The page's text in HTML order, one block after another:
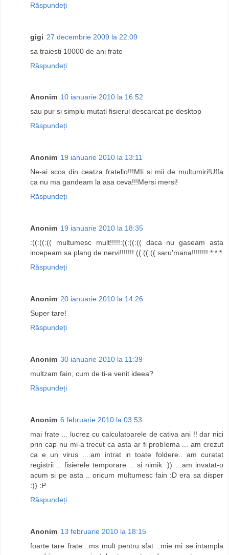
Răspundeți
gigi 27 decembrie 2009 la 22:09
sa traiesti 10000 de ani frate
Răspundeți
Anonim 10 ianuarie 2010 la 16:52
sau pur si simplu mutati fisierul descarcat pe desktop
Răspundeți
Anonim 19 ianuarie 2010 la 13:11
Ne-ai scos din ceatza fratello!!!MIi si mii de multumiri!Uffa
ca nu ma gandeam la asa ceva!!!Mersi mersi!
Răspundeți
Anonim 19 ianuarie 2010 la 18:35
:((:((:(( multumesc mult!!!!!:((:((:(( daca nu gaseam asta
incepeam sa plang de nervi!!!!!!!:((:((:(( saru'mana!!!!!!!!:*:*:*
Răspundeți
Anonim 20 ianuarie 2010 la 14:26
Super tare!
Răspundeți
Anonim 30 ianuarie 2010 la 11:39
multzam fain, cum de ti-a venit ideea?
Răspundeți
Anonim 6 februarie 2010 la 03:53
mai frate ... lucrez cu calculatoarele de cativa ani !! dar nici
prin cap nu mi-a trecut ca asta ar fi problema ... am crezut
ca e un virus ....am intrat in toate foldere.. am curatat
registrii .. fisierele temporare .. si nimik :)) ...am invatat-o
acum si pe asta .. oricum multumesc fain :D era sa disper
:)) :P
Răspundeți
Anonim 13 februarie 2010 la 18:15
foarte tare frate ..ms mult pentru sfat ..mie mi se intampla